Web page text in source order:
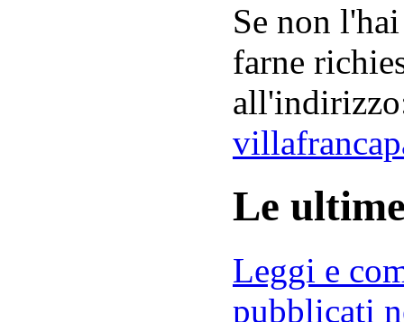
Se non
farne
Le
Leggi e
pubblicati